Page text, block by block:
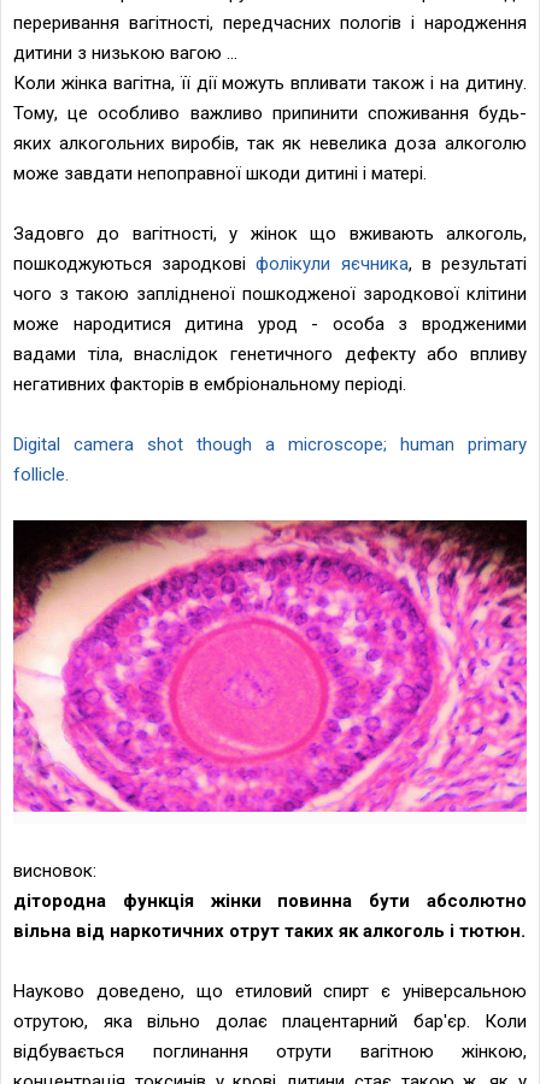
переривання вагітності, передчасних пологів і народження
дитини з низькою вагою ...
Коли жінка вагітна, її дії можуть впливати також і на дитину.
Тому, це особливо важливо припинити споживання будь-
яких алкогольних виробів, так як невелика доза алкоголю
може завдати непоправної шкоди дитині і матері.
Задовго до вагітності, у жінок що вживають алкоголь,
пошкоджуються зародковіфолікули яєчника, в результаті
чого з такою заплідненої пошкодженої зародкової клітини
може народитися дитина урод - особа з вродженими
вадами тіла, внаслідок генетичного дефекту або впливу
негативних факторів в ембріональному періоді.
Digital camera shot though a microscope; human primary
follicle.
висновок:
дітородна функція жінки повинна бути абсолютно
вільна від наркотичних отрут таких як алкоголь і тютюн.
Науково доведено, що етиловий спирт є універсальною
отрутою, яка вільно долає плацентарний бар'єр. Коли
відбувається поглинання отрути вагітною жінкою,